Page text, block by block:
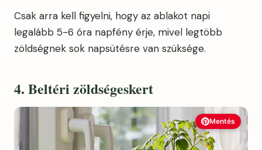
Csak arra kell figyelni, hogy az ablakot napi
legalább 5-6 óra napfény érje, mivel legtöbb
zöldségnek sok napsütésre van szüksége.
4. Beltéri zöldségeskert
Mentés